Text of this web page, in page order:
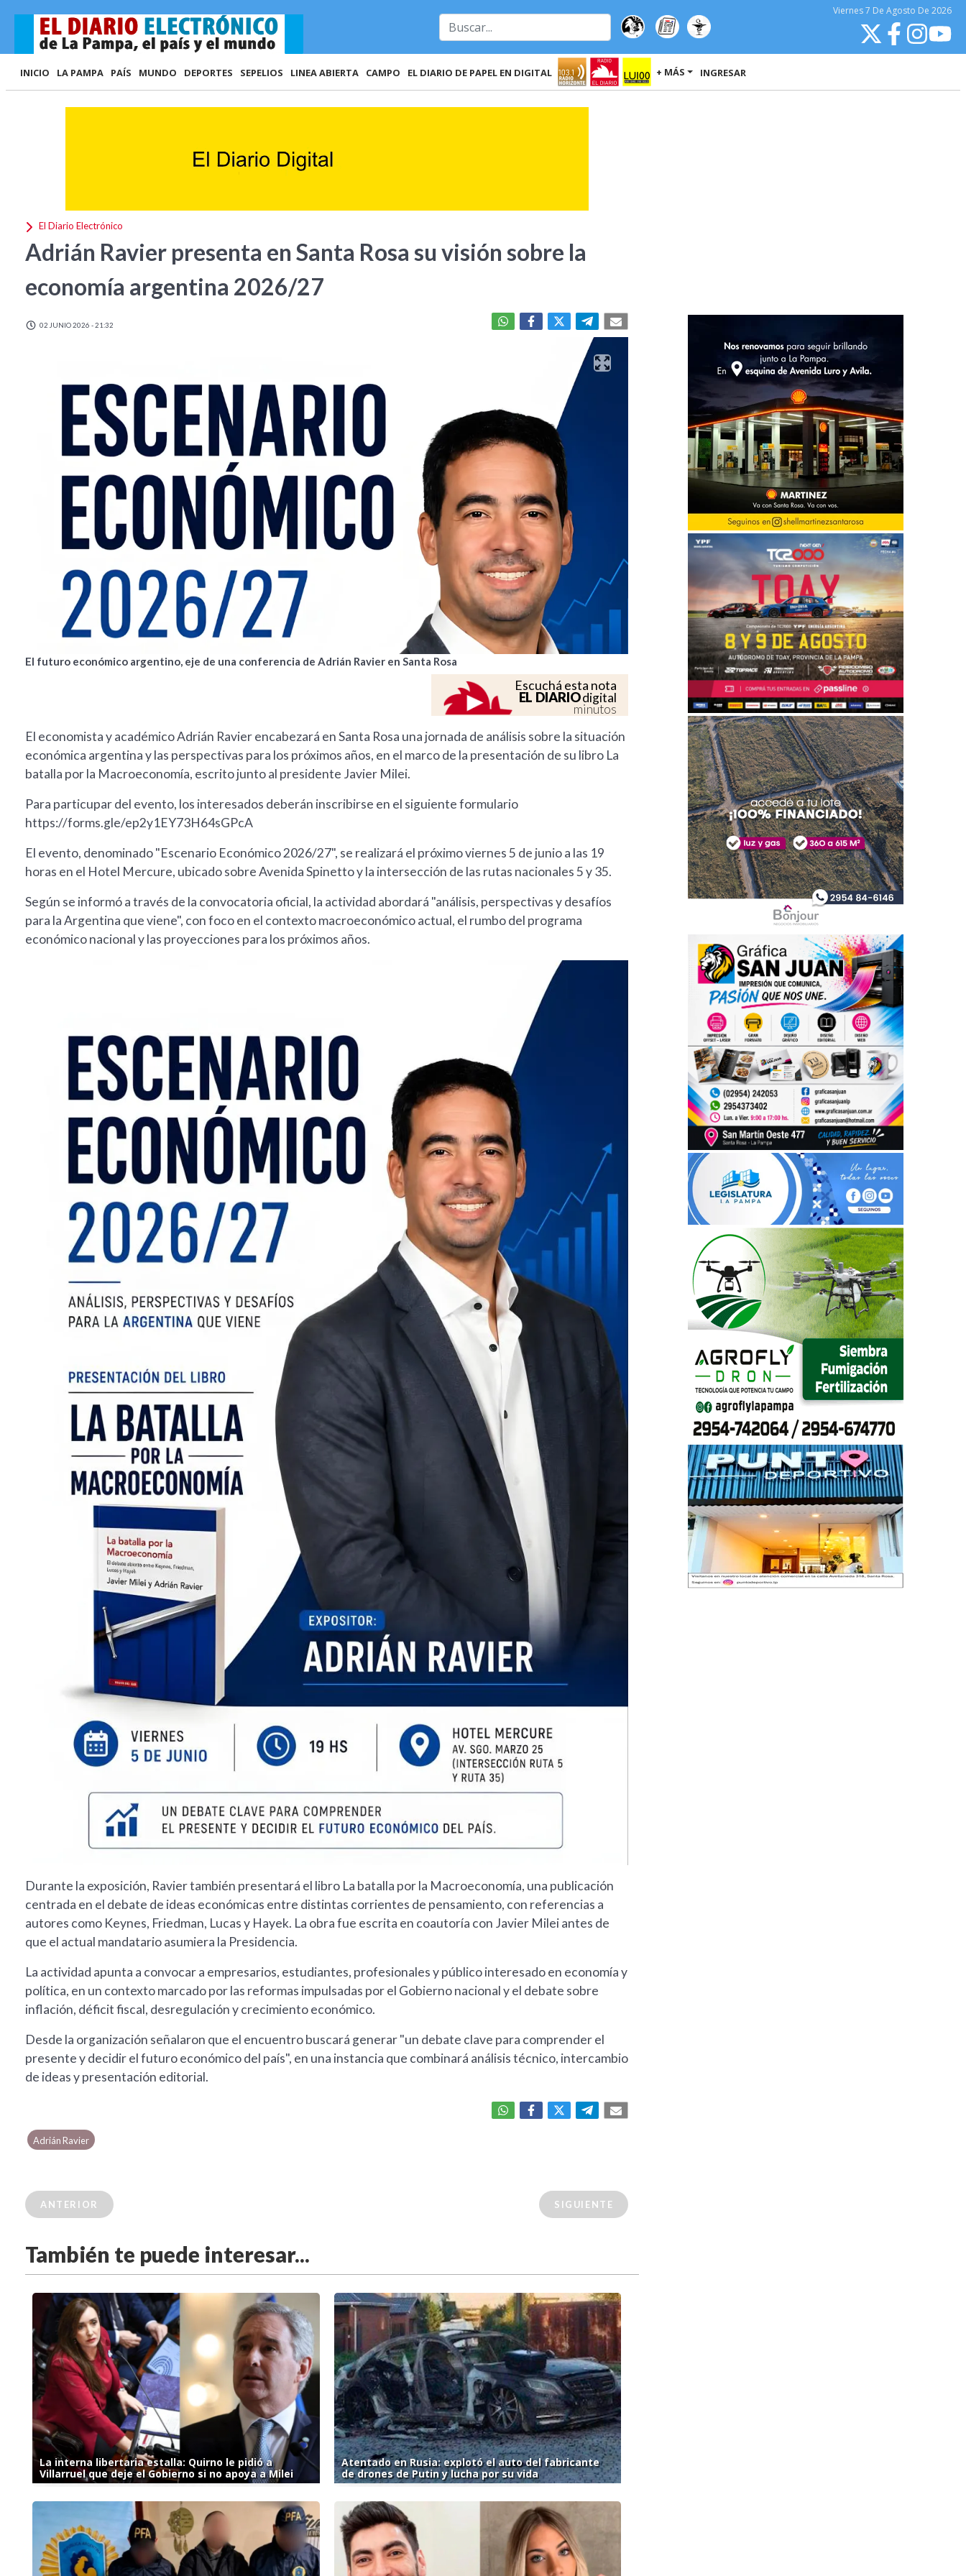
Viernes7 De Agosto De 2026
INICIO LA PAMPA PAÍS MUNDO DEPORTES SEPELIOS LINEA ABIERTA CAMPO EL DIARIO DE PAPEL EN DIGITAL + MÁS INGRESAR
El Diario Electrónico
Adrián Ravier presenta en Santa Rosa su visión sobre la
economía argentina 2026/27
02 JUNIO 2026 - 21:32
El futuro económico argentino, eje de una conferencia de Adrián Ravier en Santa Rosa
Escuchá esta nota
EL DIARIOdigital
minutos
El economista y académico Adrián Ravier encabezará en Santa Rosa una jornada de análisis sobre la situación
económica argentina y las perspectivas para los próximos años, en el marco de la presentación de su libro La
batalla por la Macroeconomía, escrito junto al presidente Javier Milei.
Para particupar del evento, los interesados deberán inscribirse en el siguiente formulario
https://forms.gle/ep2y1EY73H64sGPcA
El evento, denominado "Escenario Económico 2026/27", se realizará el próximo viernes 5 de junio a las 19
horas en el Hotel Mercure, ubicado sobre Avenida Spinetto y la intersección de las rutas nacionales 5 y 35.
Según se informó a través de la convocatoria oficial, la actividad abordará "análisis, perspectivas y desafíos
para la Argentina que viene", con foco en el contexto macroeconómico actual, el rumbo del programa
económico nacional y las proyecciones para los próximos años.
Durante la exposición, Ravier también presentará el libro La batalla por la Macroeconomía, una publicación
centrada en el debate de ideas económicas entre distintas corrientes de pensamiento, con referencias a
autores como Keynes, Friedman, Lucas y Hayek. La obra fue escrita en coautoría con Javier Milei antes de
que el actual mandatario asumiera la Presidencia.
La actividad apunta a convocar a empresarios, estudiantes, profesionales y público interesado en economía y
política, en un contexto marcado por las reformas impulsadas por el Gobierno nacional y el debate sobre
inflación, déficit fiscal, desregulación y crecimiento económico.
Desde la organización señalaron que el encuentro buscará generar "un debate clave para comprender el
presente y decidir el futuro económico del país", en una instancia que combinará análisis técnico, intercambio
de ideas y presentación editorial.
Adrián Ravier
ANTERIOR SIGUIENTE
También te puede interesar...
La interna libertaria estalla: Quirno le pidió a
Villarruel que deje el Gobierno si no apoya a Milei
Atentado en Rusia: explotó el auto del fabricante
de drones de Putin y lucha por su vida